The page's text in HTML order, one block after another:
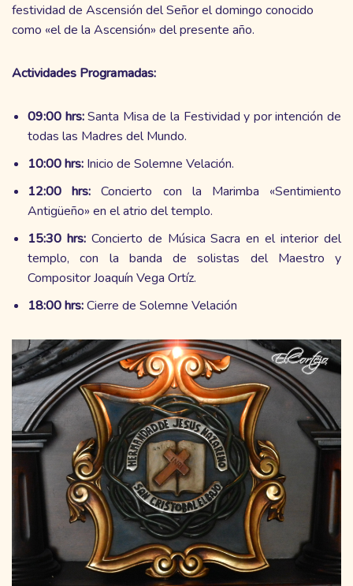
festividad de Ascensión del Señor el domingo conocido
como «el de la Ascensión» del presente año.
Actividades Programadas:
09:00 hrs:Santa Misa de la Festividad y por intención de
todas las Madres del Mundo.
10:00 hrs: Inicio de Solemne Velación.
12:00 hrs: Concierto con la Marimba «Sentimiento
Antigüeño» en el atrio del templo.
15:30 hrs:Concierto de Música Sacra en el interior del
templo, con la banda de solistas del Maestro y
Compositor Joaquín Vega Ortíz.
18:00 hrs:Cierre de Solemne Velación